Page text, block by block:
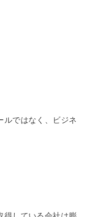
ルではなく、ビジネ